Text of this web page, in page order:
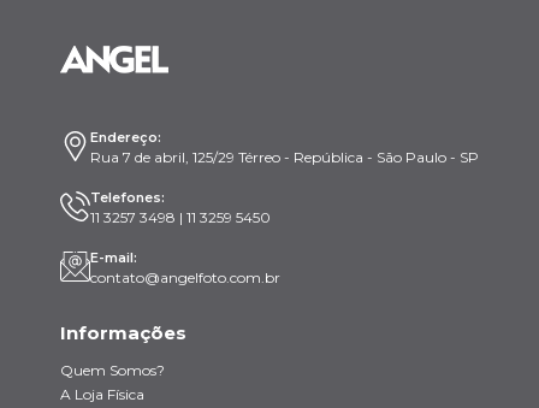
Endereço:
Rua 7 de abril, 125/29 Térreo - República - São Paulo - SP
Telefones:
11 3257 3498 | 11 3259 5450
E-mail:
contato@angelfoto.com.br
Informações
Quem Somos?
A Loja Física